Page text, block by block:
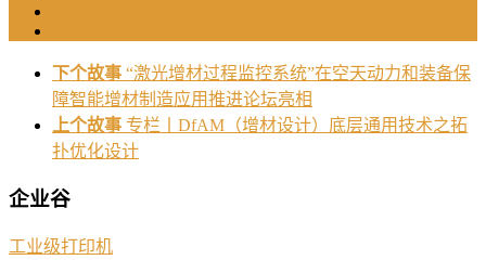
下个故事 “激光增材过程监控系统”在空天动力和装备保
障智能增材制造应用推进论坛亮相
上个故事 专栏丨DfAM（增材设计）底层通用技术之拓
扑优化设计
企业谷
工业级打印机